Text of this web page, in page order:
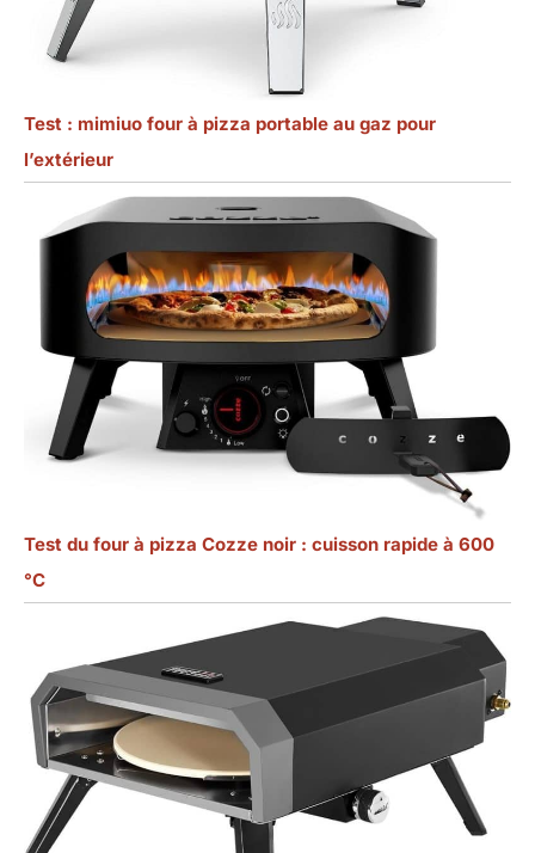
Test : mimiuo four à pizza portable au gaz pour
l’extérieur
Test du four à pizza Cozze noir : cuisson rapide à 600
°C